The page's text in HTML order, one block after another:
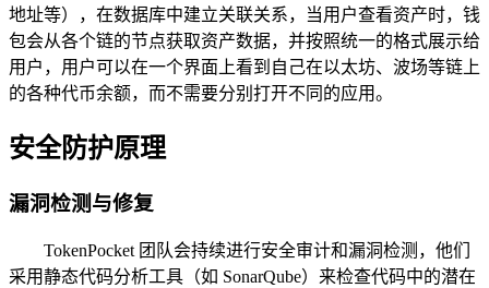
地址等），在数据库中建立关联关系，当用户查看资产时，钱
包会从各个链的节点获取资产数据，并按照统一的格式展示给
用户，用户可以在一个界面上看到自己在以太坊、波场等链上
的各种代币余额，而不需要分别打开不同的应用。
安全防护原理
漏洞检测与修复
TokenPocket 团队会持续进行安全审计和漏洞检测，他们
采用静态代码分析工具（如 SonarQube）来检查代码中的潜在